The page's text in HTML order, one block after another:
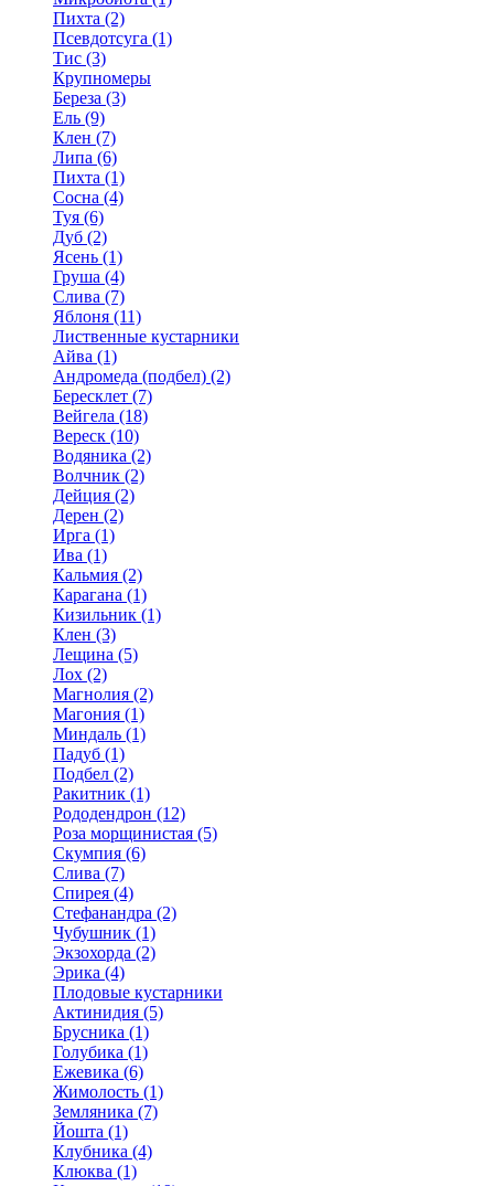
Пихта (2)
Псевдотсуга (1)
Тис (3)
Крупномеры
Береза (3)
Ель (9)
Клен (7)
Липа (6)
Пихта (1)
Сосна (4)
Туя (6)
Дуб (2)
Ясень (1)
Груша (4)
Слива (7)
Яблоня (11)
Лиственные кустарники
Айва (1)
Андромеда (подбел) (2)
Бересклет (7)
Вейгела (18)
Вереск (10)
Водяника (2)
Волчник (2)
Дейция (2)
Дерен (2)
Ирга (1)
Ива (1)
Кальмия (2)
Карагана (1)
Кизильник (1)
Клен (3)
Лещина (5)
Лох (2)
Магнолия (2)
Магония (1)
Миндаль (1)
Падуб (1)
Подбел (2)
Ракитник (1)
Рододендрон (12)
Роза морщинистая (5)
Скумпия (6)
Слива (7)
Спирея (4)
Стефанандра (2)
Чубушник (1)
Экзохорда (2)
Эрика (4)
Плодовые кустарники
Актинидия (5)
Брусника (1)
Голубика (1)
Ежевика (6)
Жимолость (1)
Земляника (7)
Йошта (1)
Клубника (4)
Клюква (1)